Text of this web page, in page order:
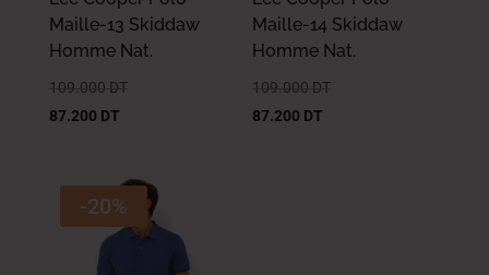
Maille-13 Skiddaw
Homme Nat.
109.000 DT
87.200 DT
Maille-14 Skiddaw
Homme Nat.
109.000 DT
87.200 DT
-20%